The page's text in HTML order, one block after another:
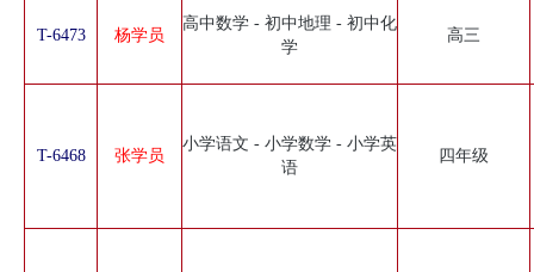
T-6473 杨学员
高中数学 - 初中地理 - 初中化
学
高三
T-6468 张学员
小学语文 - 小学数学 - 小学英
语
四年级